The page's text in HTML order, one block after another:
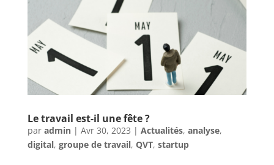
Le travail est-il une fête ?
par admin| Avr 30, 2023 | Actualités, analyse,
digital, groupe de travail, QVT, startup